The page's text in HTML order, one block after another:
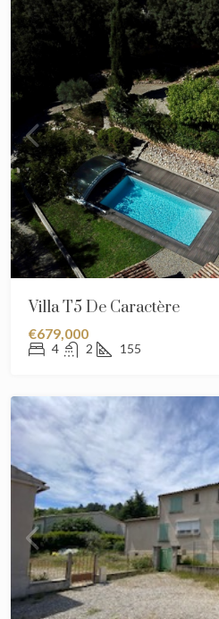
Villa T5 De Caractère
€679,000
4 2 155